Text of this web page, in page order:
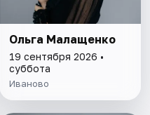
Ольга Малащенко
19 сентября 2026 •
суббота
Иваново